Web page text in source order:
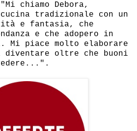
"Mi chiamo Debora,
tradizionale con un
e fantasia, che
e che adopero in
Mi piace molto elaborare
oltre che buoni